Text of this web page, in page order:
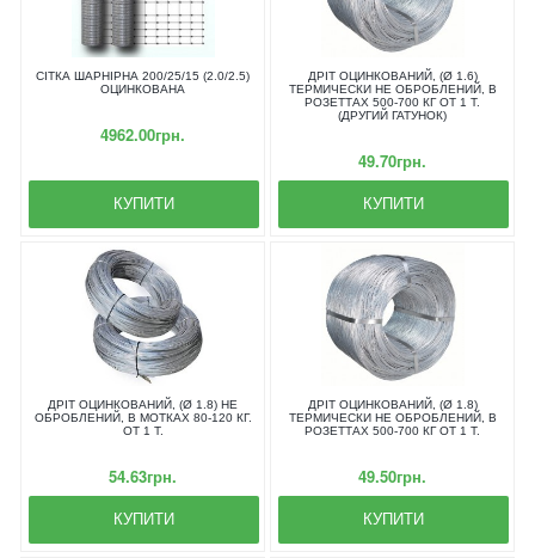
СІТКА ШАРНІРНА 200/25/15 (2.0/2.5)
ОЦИНКОВАНА
4962.00грн.
КУПИТИ
ДРІТ ОЦИНКОВАНИЙ, (Ø 1.6)
ТЕРМИЧЕСКИ НЕ ОБРОБЛЕНИЙ, В
РОЗЕТТАХ 500-700 КГ ОТ 1 Т.
(ДРУГИЙ ГАТУНОК)
49.70грн.
КУПИТИ
ДРІТ ОЦИНКОВАНИЙ, (Ø 1.8) НЕ
ОБРОБЛЕНИЙ, В МОТКАХ 80-120 КГ.
ОТ 1 Т.
54.63грн.
КУПИТИ
ДРІТ ОЦИНКОВАНИЙ, (Ø 1.8)
ТЕРМИЧЕСКИ НЕ ОБРОБЛЕНИЙ, В
РОЗЕТТАХ 500-700 КГ ОТ 1 Т.
49.50грн.
КУПИТИ